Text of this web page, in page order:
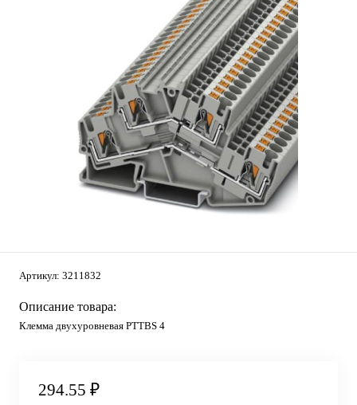
Артикул: 3211832
Описание товара:
Клемма двухуровневая PTTBS 4
294.55 ₽